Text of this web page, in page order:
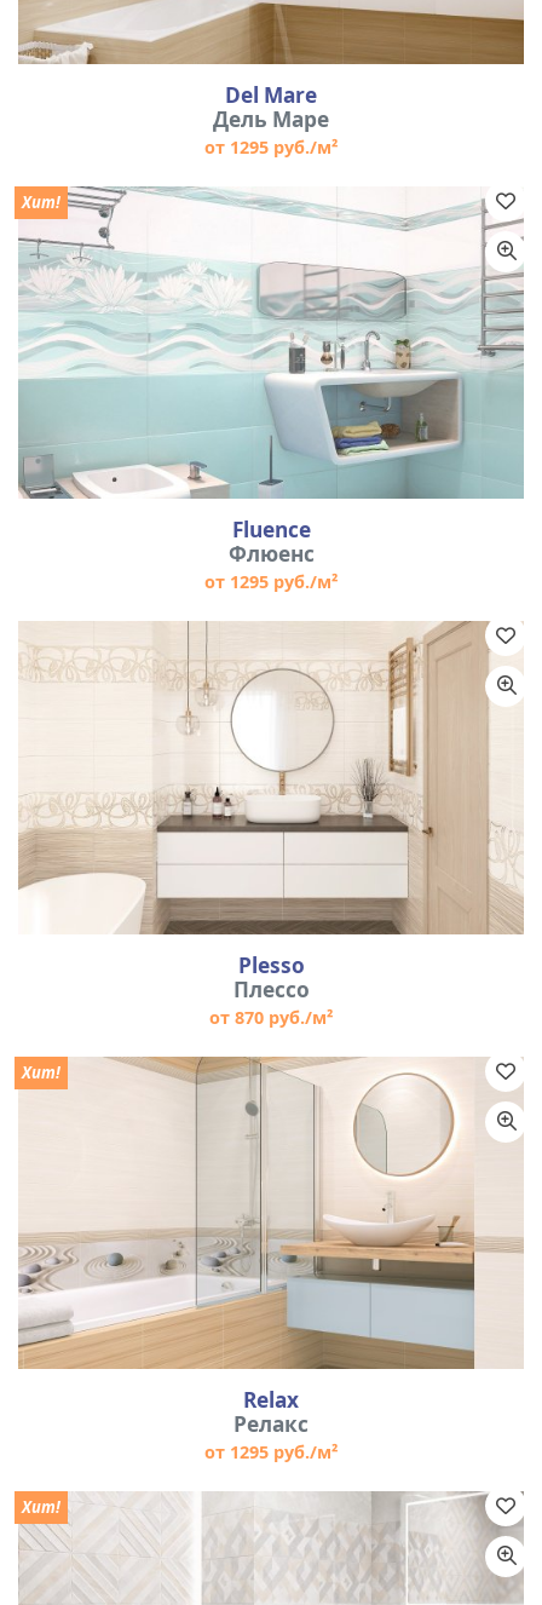
Del Mare
Дель Маре
от 1295 руб./м²
Fluence
Флюенс
от 1295 руб./м²
Хит!
Plesso
Плессо
от 870 руб./м²
Relax
Релакс
от 1295 руб./м²
Хит!
Хит!